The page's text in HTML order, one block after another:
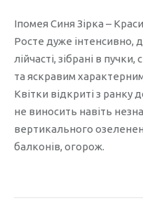
Іпомея Синя Зірка –
Росте дуже інтенсивно,
лійчасті, зібрані в
та яскравим
Квітки відкриті з
не виносить навіть
вертикального
балконів, огорож.